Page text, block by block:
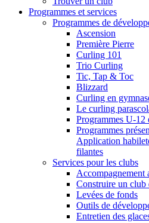
Programmes et services
Programmes de
Ascension
Première Pierre
Curling 101
Trio Curling
Tic, Tap & Toc
Blizzard
Curling en
Le curling
Programmes U-12
Programmes
Application
filantes
Services pour les clubs
Accompagnement
Construire un club
Levées de fonds
Outils de
Entretien des